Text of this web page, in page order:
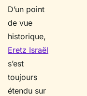
D’un point
de vue
historique,
Eretz Israël
s’est
toujours
étendu sur